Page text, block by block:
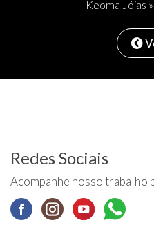
Keoma Jóias »
Redes Sociais
Acompanhe nosso trabalho